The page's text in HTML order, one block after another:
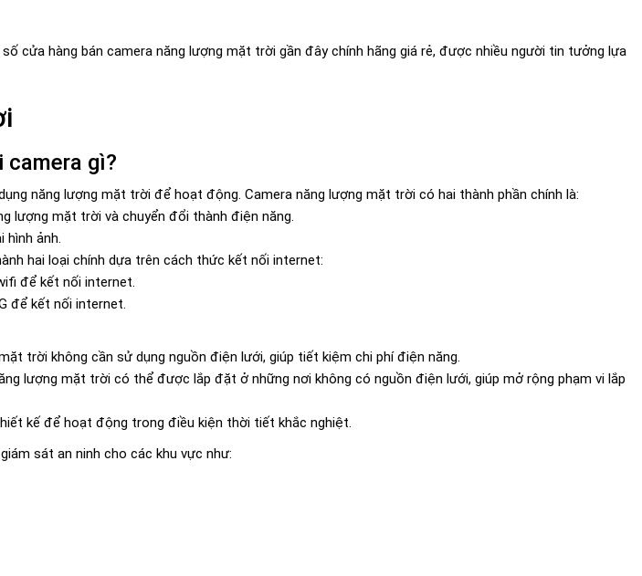
cửa hàng bán camera năng lượng mặt trời gần đây chính hãng giá rẻ, được nhiều người tin tưởng lựa
camera gì?
năng lượng mặt trời để hoạt động. Camera năng lượng mặt trời có hai thành phần chính là:
lượng mặt trời và chuyển đổi thành điện năng.
hình ảnh.
hai loại chính dựa trên cách thức kết nối internet:
để kết nối internet.
để kết nối internet.
trời không cần sử dụng nguồn điện lưới, giúp tiết kiệm chi phí điện năng.
lượng mặt trời có thể được lắp đặt ở những nơi không có nguồn điện lưới, giúp mở rộng phạm vi lắp
kế để hoạt động trong điều kiện thời tiết khắc nghiệt.
sát an ninh cho các khu vực như: